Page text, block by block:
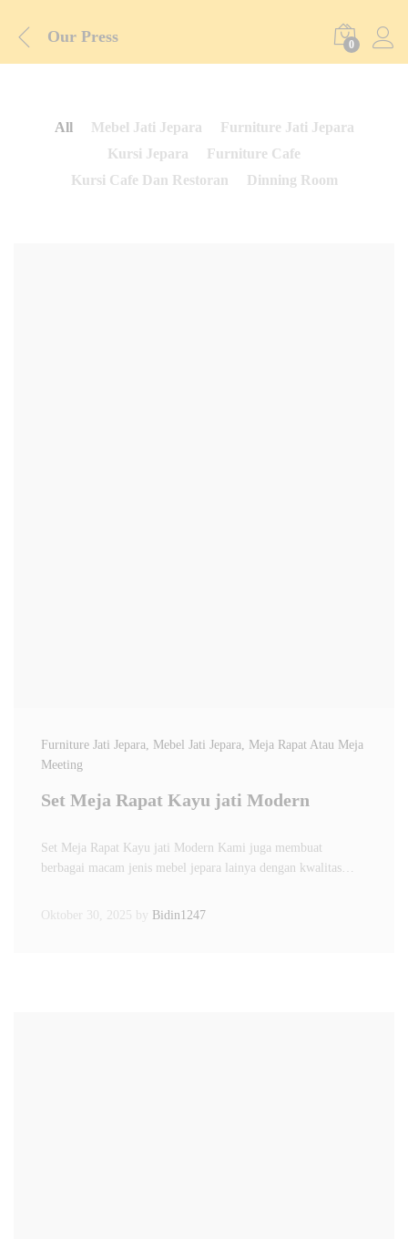
Our Press 0
All Mebel Jati Jepara
Furniture Jati Jepara
Kursi Jepara
Furniture Cafe
Kursi Cafe Dan Restoran
Dinning Room
Furniture Jati Jepara, Mebel Jati Jepara, Meja Rapat Atau Meja
Meeting
Set Meja Rapat Kayu jati Modern
Set Meja Rapat Kayu jati Modern Kami juga membuat
berbagai macam jenis mebel jepara lainya dengan kwalitas…
Oktober 30, 2025 by Bidin1247